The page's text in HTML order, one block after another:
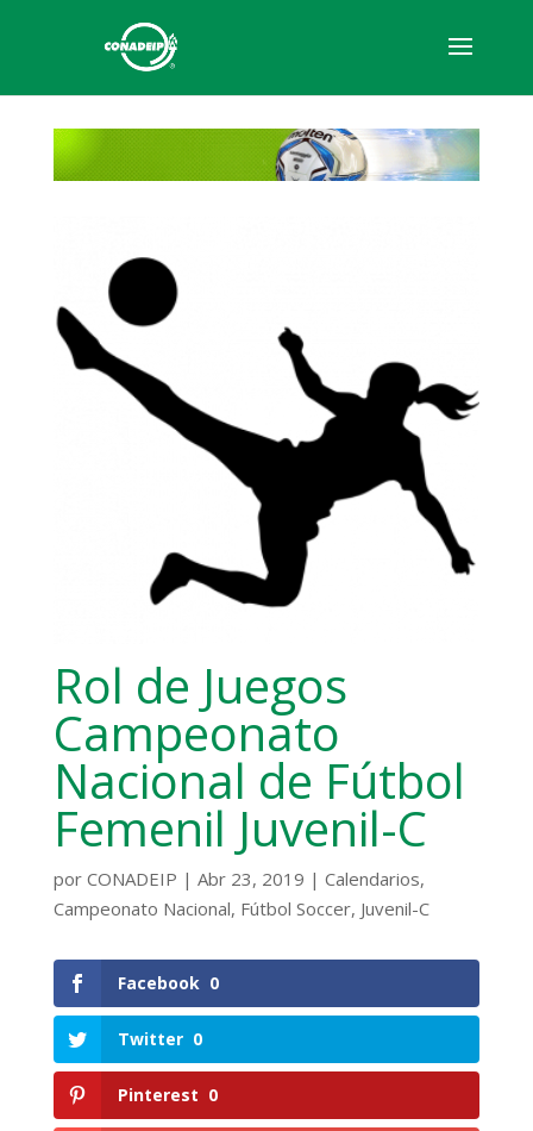
Rol de Juegos
Campeonato
Nacional de Fútbol
Femenil Juvenil-C
por CONADEIP | Abr 23, 2019 | Calendarios,
Campeonato Nacional, Fútbol Soccer, Juvenil-C
Facebook 0
Twitter 0
Pinterest 0